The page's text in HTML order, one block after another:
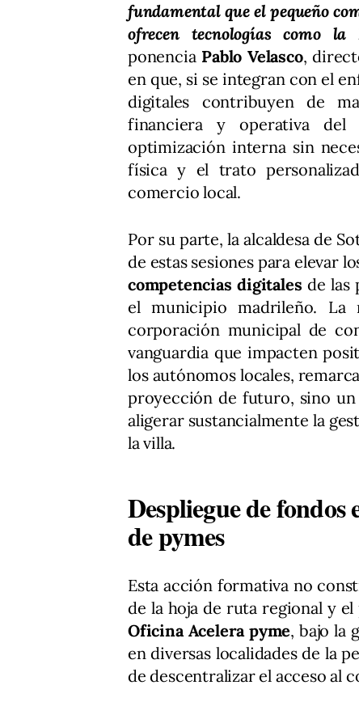
fundamental que el pequeño
ofrecen tecnologías como
ponencia Pablo Velasco,
en que, si se integran con el
digitales contribuyen de
financiera y operativa del
optimización interna sin
física y el trato
comercio local.
Por su parte, la alcaldesa de
de estas sesiones para elevar
competencias digitales de las
el municipio madrileño.
corporación municipal de
vanguardia que impacten
los autónomos locales,
proyección de futuro, sino
aligerar sustancialmente la
la villa.
Despliegue de
de pymes
Esta acción formativa no
de la hoja de ruta regional y
Oficina Acelera pyme, bajo la
en diversas localidades de la
de descentralizar el acceso al